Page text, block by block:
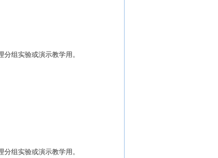
组实验或演示教学用。
组实验或演示教学用。